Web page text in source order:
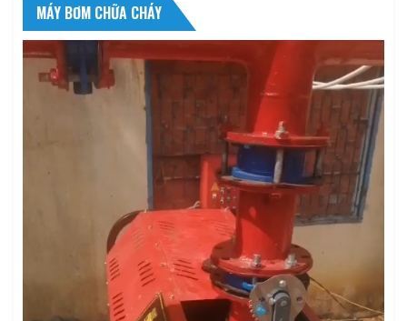
MÁY BƠM CHỮA CHÁY
Trình
chơi